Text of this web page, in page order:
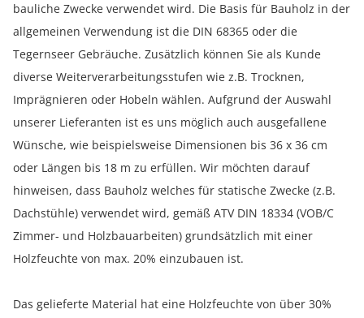
bauliche Zwecke verwendet wird. Die Basis für Bauholz in der
allgemeinen Verwendung ist die DIN 68365 oder die
Tegernseer Gebräuche. Zusätzlich können Sie als Kunde
diverse Weiterverarbeitungsstufen wie z.B. Trocknen,
Imprägnieren oder Hobeln wählen. Aufgrund der Auswahl
unserer Lieferanten ist es uns möglich auch ausgefallene
Wünsche, wie beispielsweise Dimensionen bis 36 x 36 cm
oder Längen bis 18 m zu erfüllen. Wir möchten darauf
hinweisen, dass Bauholz welches für statische Zwecke (z.B.
Dachstühle) verwendet wird, gemäß ATV DIN 18334 (VOB/C
Zimmer- und Holzbauarbeiten) grundsätzlich mit einer
Holzfeuchte von max. 20% einzubauen ist.
Das gelieferte Material hat eine Holzfeuchte von über 30%